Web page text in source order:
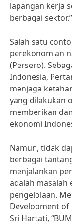
lapangan kerja
berbagai sektor.”
Salah satu
perekonomian
(Persero).
Indonesia,
menjaga
yang dilakukan
memberikan
ekonomi
Namun, tidak
berbagai
menjalankan
adalah masalah
pengelolaan.
Development of
Sri Hartati,